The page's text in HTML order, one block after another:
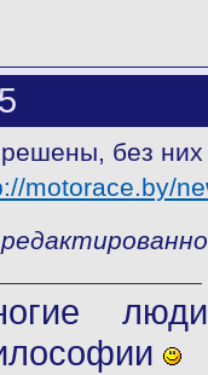
без них
motorace.by/